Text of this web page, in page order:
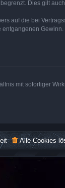
Dies gilt
auf die bei
entgangenen Gewinn.
mit sofortiger
Alle Cookies